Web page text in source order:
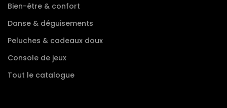
Bien-être & confort
Danse & déguisements
Peluches & cadeaux doux
Console de jeux
Tout le catalogue